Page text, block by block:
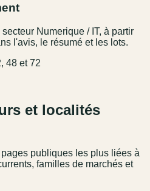
Numerique / IT, à partir
l'avis, le résumé et les lots.
48 et 72
et localités
publiques les plus liées à
familles de marchés et